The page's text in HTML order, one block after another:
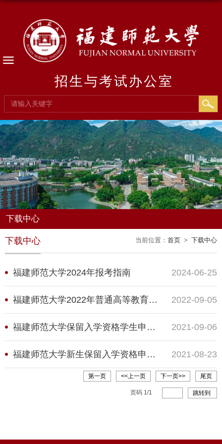
招生与考试办公室
下载中心
当前位置： 首页 > 下载中心
下载中心
福建师范大学2024年报考指南 2024-06-25
福建师范大学2022年普通高等教育本科新生报到情况汇总表 2022-09-05
福建师范大学保留入学资格学生申请入学表 2021-09-06
福建师范大学新生保留入学资格申请表 2021-08-23
第一页 <<上一页 下一页>> 尾页
页码 1 /1 跳转到